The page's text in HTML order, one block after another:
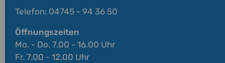
Telefon: 04745 - 94 36 50
Öffnungszeiten
Mo. - Do. 7.00 - 16.00 Uhr
Fr. 7.00 - 12.00 Uhr